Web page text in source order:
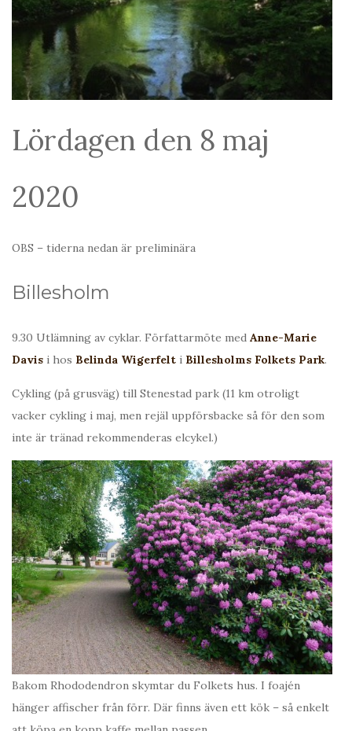
Lördagen den 8 maj
2020
OBS – tiderna nedan är preliminära
Billesholm
9.30 Utlämning av cyklar. Författarmöte med Anne-Marie
Davis i hos Belinda Wigerfelt i Billesholms Folkets Park.
Cykling (på grusväg) till Stenestad park (11 km otroligt
vacker cykling i maj, men rejäl uppförsbacke så för den som
inte är tränad rekommenderas elcykel.)
Bakom Rhododendron skymtar du Folkets hus. I foajén
hänger affischer från förr. Där finns även ett kök – så enkelt